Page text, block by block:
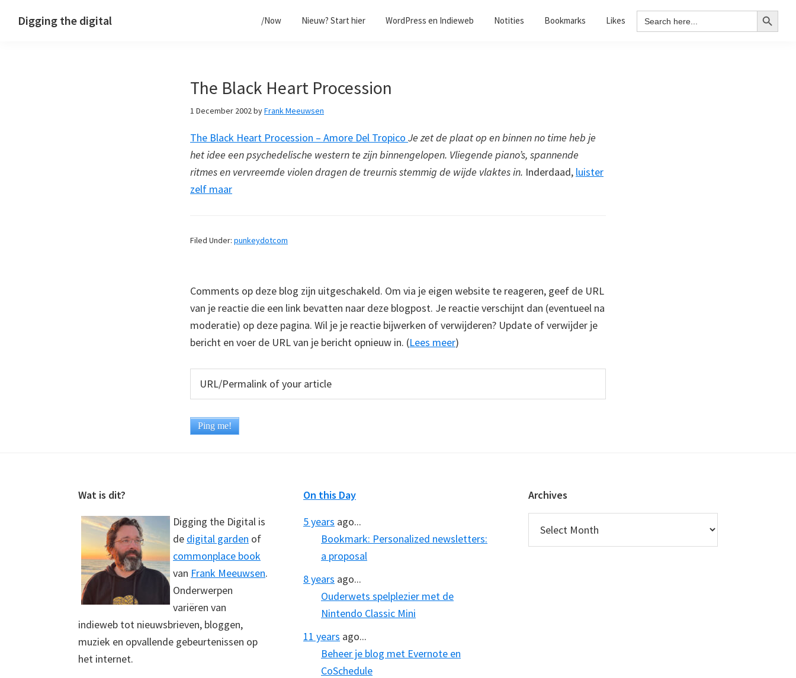
Digging the digital /Now Nieuw? Start hier WordPress en Indieweb Notities Bookmarks Likes Search
for:
Search Button
The Black Heart Procession
1 December 2002byFrank Meeuwsen
The Black Heart Procession – Amore Del Tropico Je zet de plaat op en binnen no time heb je
het idee een psychedelische western te zijn binnengelopen. Vliegende piano’s, spannende
ritmes en vervreemde violen dragen de treurnis stemmig de wijde vlaktes in. Inderdaad, luister
zelf maar
Filed Under: punkeydotcom
Comments op deze blog zijn uitgeschakeld. Om via je eigen website te reageren, geef de URL
van je reactie die een link bevatten naar deze blogpost. Je reactie verschijnt dan (eventueel na
moderatie) op deze pagina. Wil je je reactie bijwerken of verwijderen? Update of verwijder je
bericht en voer de URL van je bericht opnieuw in. (Lees meer)
Wat is dit?
Digging the Digital is
de digital garden of
commonplace book
van Frank Meeuwsen.
Onderwerpen
variëren van
indieweb tot nieuwsbrieven, bloggen,
muziek en opvallende gebeurtenissen op
het internet.
On this Day
5 years ago...
Bookmark: Personalized newsletters:
a proposal
8 years ago...
Ouderwets spelplezier met de
Nintendo Classic Mini
11 years ago...
Beheer je blog met Evernote en
CoSchedule
Archives